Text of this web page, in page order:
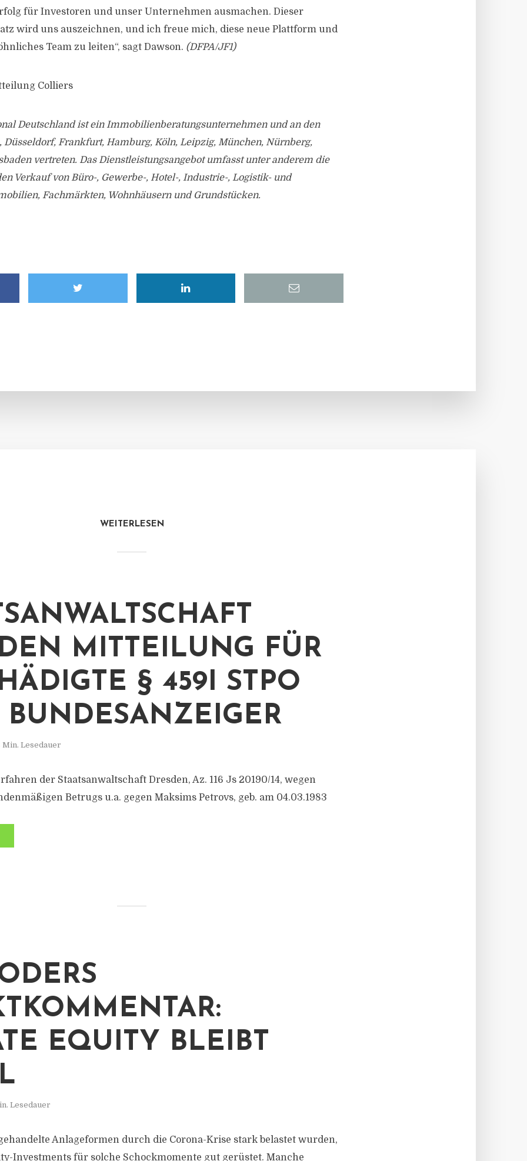
für Investoren und unser Unternehmen ausmachen. Dieser
wird uns auszeichnen, und ich freue mich, diese neue Plattform und
Team zu leiten“, sagt Dawson. (DFPA/JF1)
Colliers
Deutschland ist ein Immobilienberatungsunternehmen und an den
Düsseldorf, Frankfurt, Hamburg, Köln, Leipzig, München, Nürnberg,
vertreten. Das Dienstleistungsangebot umfasst unter anderem die
Verkauf von Büro-, Gewerbe-, Hotel-, Industrie-, Logistik- und
Fachmärkten, Wohnhäusern und Grundstücken.
WEITERLESEN
MITTEILUNG FÜR
§ 459I STPO
BUNDESANZEIGER
Min. Lesedauer
der Staatsanwaltschaft Dresden, Az. 116 Js 20190/14, wegen
Betrugs u.a. gegen Maksims Petrovs, geb. am 04.03.1983
EQUITY BLEIBT
Lesedauer
Anlageformen durch die Corona-Krise stark belastet wurden,
Investments für solche Schockmomente gut gerüstet. Manche